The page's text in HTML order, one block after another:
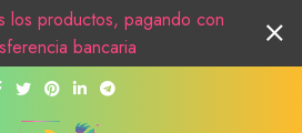
los productos, pagando con
bancaria